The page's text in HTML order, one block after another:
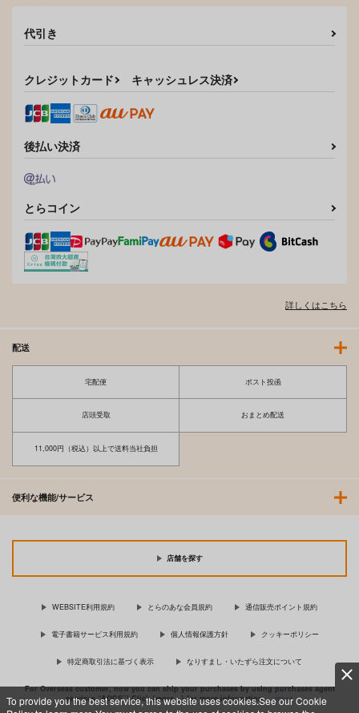
To provide you the best service, this website uses cookies.See our Cookie
代引き
クレジットカード キャッシュレス決済
後払い決済
とらコイン
詳しくはこちら
配送
宅配便 ポスト投函
店頭受取 おまとめ配送
11,000円（税込）以上で送料当社負担
便利な機能/サービス
店舗を探す
WEBSITE利用規約 とらのあな会員規約 通信販売ポイント規約
電子書籍サービス利用規約 個人情報保護方針 クッキーポリシー
特定商取引法に基づく表示 なりすまし・いたずら注文について
For Overseas customer, now you can ship your purchases by using purchases agent
services “AOCS”! Click {more…} for more information …more